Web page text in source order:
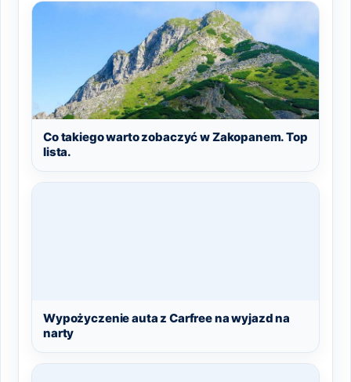
Co takiego warto zobaczyć w Zakopanem. Top
lista.
Wypożyczenie auta z Carfree na wyjazd na
narty